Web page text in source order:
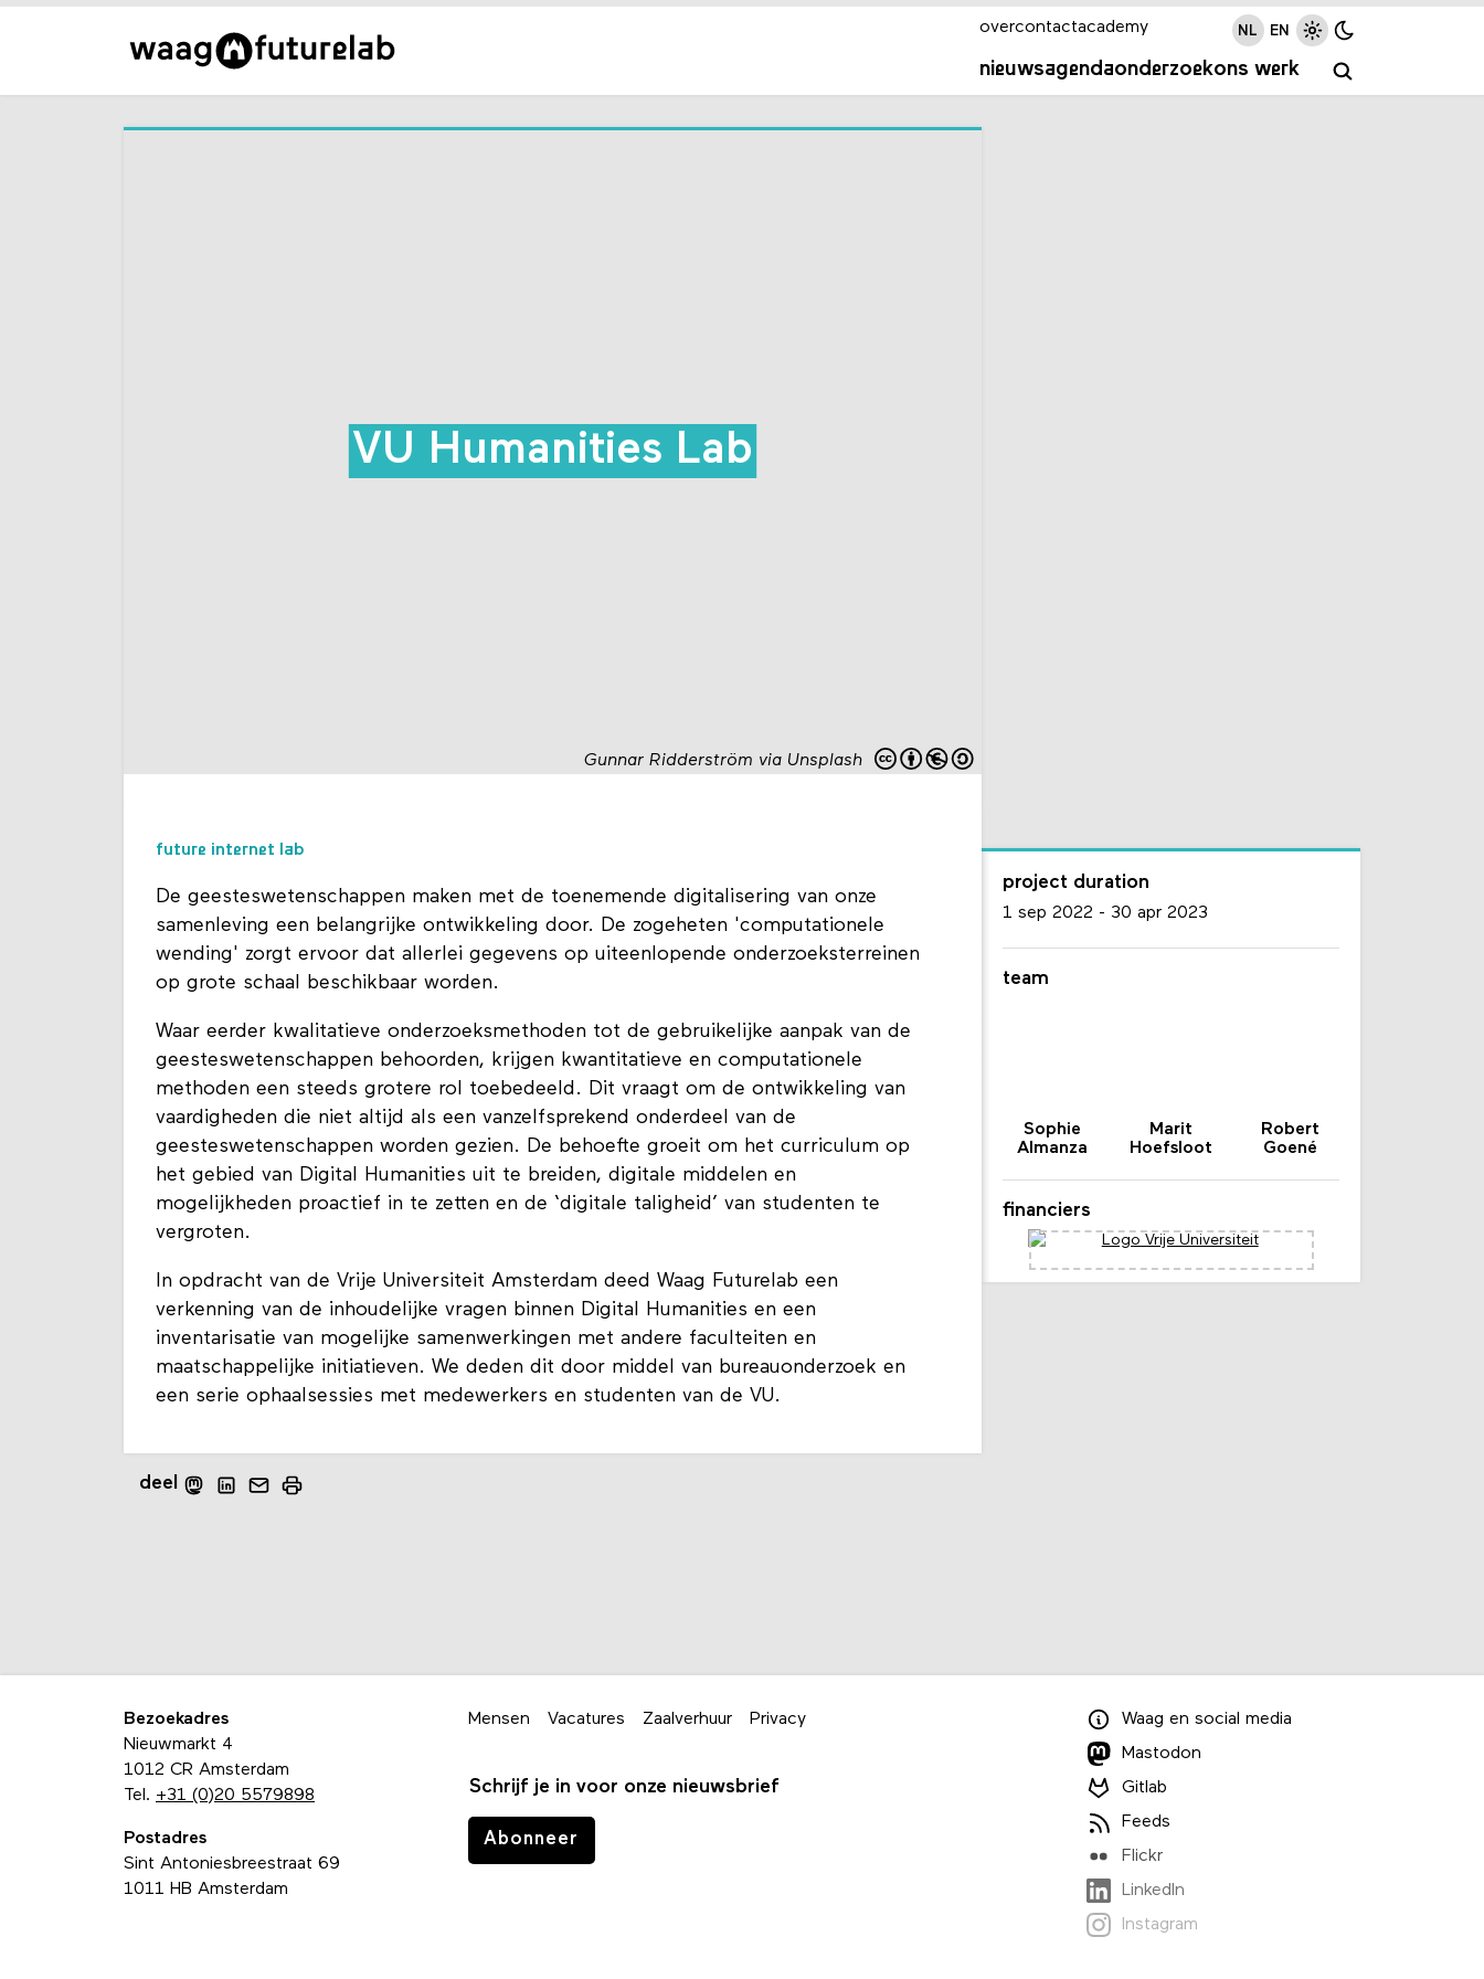
nieuwsagendaonderzoekons werk
overcontactacademy NL EN
Gunnar Ridderström via Unsplash
VU Humanities Lab
future internet lab
De geesteswetenschappen maken met de toenemende digitalisering van onze
samenleving een belangrijke ontwikkeling door. De zogeheten 'computationele
wending' zorgt ervoor dat allerlei gegevens op uiteenlopende onderzoeksterreinen
op grote schaal beschikbaar worden.
Waar eerder kwalitatieve onderzoeksmethoden tot de gebruikelijke aanpak van de
geesteswetenschappen behoorden, krijgen kwantitatieve en computationele
methoden een steeds grotere rol toebedeeld. Dit vraagt om de ontwikkeling van
vaardigheden die niet altijd als een vanzelfsprekend onderdeel van de
geesteswetenschappen worden gezien. De behoefte groeit om het curriculum op
het gebied van Digital Humanities uit te breiden, digitale middelen en
mogelijkheden proactief in te zetten en de ‘digitale taligheid’ van studenten te
vergroten.
In opdracht van de Vrije Universiteit Amsterdam deed Waag Futurelab een
verkenning van de inhoudelijke vragen binnen Digital Humanities en een
inventarisatie van mogelijke samenwerkingen met andere faculteiten en
maatschappelijke initiatieven. We deden dit door middel van bureauonderzoek en
een serie ophaalsessies met medewerkers en studenten van de VU.
deel
project duration
1 sep 2022 - 30 apr 2023
team
Sophie
Almanza
Marit
Hoefsloot
Robert
Goené
financiers
Bezoekadres
Nieuwmarkt 4
1012 CR Amsterdam
Tel. +31 (0)20 5579898
Postadres
Sint Antoniesbreestraat 69
1011 HB Amsterdam
Mensen Vacatures Zaalverhuur Privacy
Schrijf je in voor onze nieuwsbrief
Abonneer
Waag en social media
Mastodon
Gitlab
Feeds
Flickr
LinkedIn
Instagram